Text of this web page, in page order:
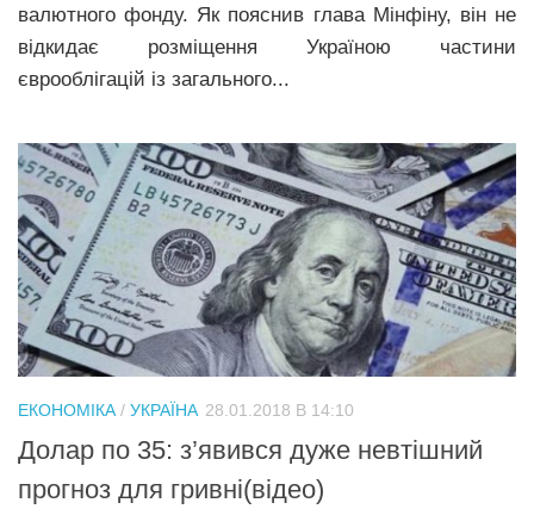
валютного фонду. Як пояснив глава Мінфіну, він не
відкидає розміщення Україною частини
єврооблігацій із загального...
ЕКОНОМІКА/ УКРАЇНА 28.01.2018 В 14:10
Долар по 35: з’явився дyже невтiшний
прогноз для гривні(відео)